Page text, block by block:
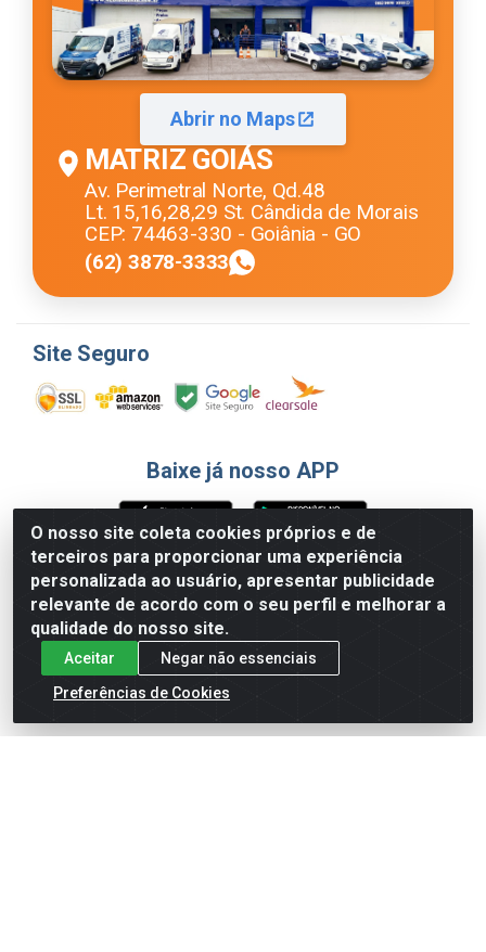
O nosso site coleta cookies próprios e de
terceiros para proporcionar uma experiência
personalizada ao usuário, apresentar publicidade
relevante de acordo com o seu perfil e melhorar a
qualidade do nosso site.
Aceitar
Negar não essenciais
Preferências de Cookies
Abrir no Maps
MATRIZ GOIÁS
Av. Perimetral Norte, Qd.48
Lt. 15,16,28,29 St. Cândida de Morais
CEP: 74463-330 - Goiânia - GO
(62) 3878-3333
Site Seguro
Baixe já nosso APP
Formas de Pagamento